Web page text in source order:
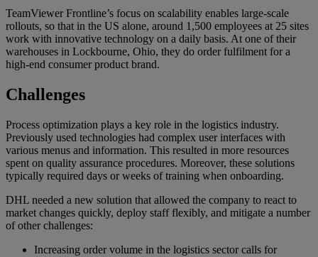
TeamViewer Frontline’s focus on scalability enables large-scale
rollouts, so that in the US alone, around 1,500 employees at 25 sites
work with innovative technology on a daily basis. At one of their
warehouses in Lockbourne, Ohio, they do order fulfilment for a
high-end consumer product brand.
Challenges
Process optimization plays a key role in the logistics industry.
Previously used technologies had complex user interfaces with
various menus and information. This resulted in more resources
spent on quality assurance procedures. Moreover, these solutions
typically required days or weeks of training when onboarding.
DHL needed a new solution that allowed the company to react to
market changes quickly, deploy staff flexibly, and mitigate a number
of other challenges:
Increasing order volume in the logistics sector calls for